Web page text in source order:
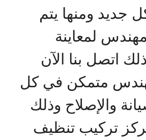
جديد ومنها يتم
لمعاينة
اتصل بنا الآن
متمكن في كل
والإصلاح وذلك
تركيب تنظيف